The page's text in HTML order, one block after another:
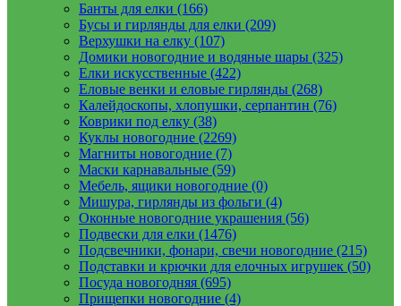
Банты для елки (166)
Бусы и гирлянды для елки (209)
Верхушки на елку (107)
Домики новогодние и водяные шары (325)
Елки искусственные (422)
Еловые венки и еловые гирлянды (268)
Калейдоскопы, хлопушки, серпантин (76)
Коврики под елку (38)
Куклы новогодние (2269)
Магниты новогодние (7)
Маски карнавальные (59)
Мебель, ящики новогодние (0)
Мишура, гирлянды из фольги (4)
Оконные новогодние украшения (56)
Подвески для елки (1476)
Подсвечники, фонари, свечи новогодние (215)
Подставки и крючки для елочных игрушек (50)
Посуда новогодняя (695)
Прищепки новогодние (4)